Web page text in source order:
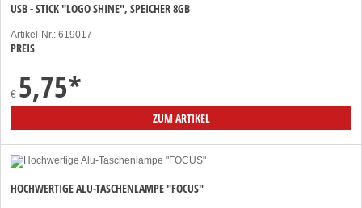
USB - STICK "LOGO SHINE", SPEICHER 8GB
Artikel-Nr.: 619017
PREIS
€ 5,75*
ZUM ARTIKEL
HOCHWERTIGE ALU-TASCHENLAMPE "FOCUS"